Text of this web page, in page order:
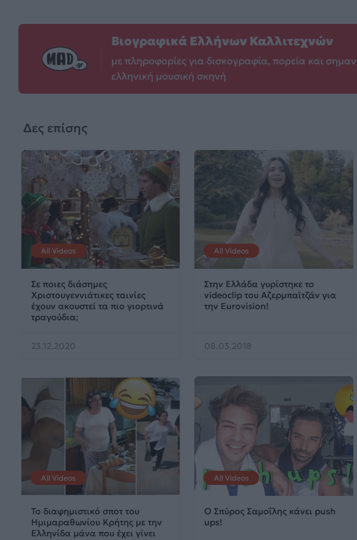
Βιογραφικά Ελλήνων Καλλιτεχνών
με πληροφορίες για δισκογραφία, πορεία και
ελληνική μουσική σκηνή
Δες επίσης
All Videos
Σε ποιες διάσημες
Χριστουγεννιάτικες ταινίες
έχουν ακουστεί τα πιο γιορτινά
τραγούδια;
23.12.2020
All Videos
Στην Ελλάδα γυρίστηκε το
videoclip του Αζερμπαϊτζάν για
την Eurovision!
08.03.2018
All Videos
Το διαφημιστικό σποτ του
Ημιμαραθωνίου Κρήτης με την
Eλληνίδα μάνα που έχει γίνει
All Videos
Ο Σπύρος Σαμοΐλης κάνει push
ups!